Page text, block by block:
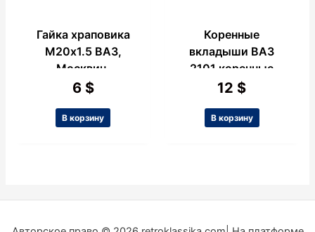
Гайка храповика
М20х1.5 ВАЗ,
Москвич.
6 $
В корзину
Коренные
вкладыши ВАЗ
2101 коренные
0.75
12 $
В корзину